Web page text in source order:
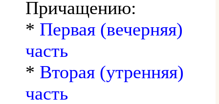
Причащению:
* Первая (вечерняя)
часть
* Вторая (утренняя)
часть